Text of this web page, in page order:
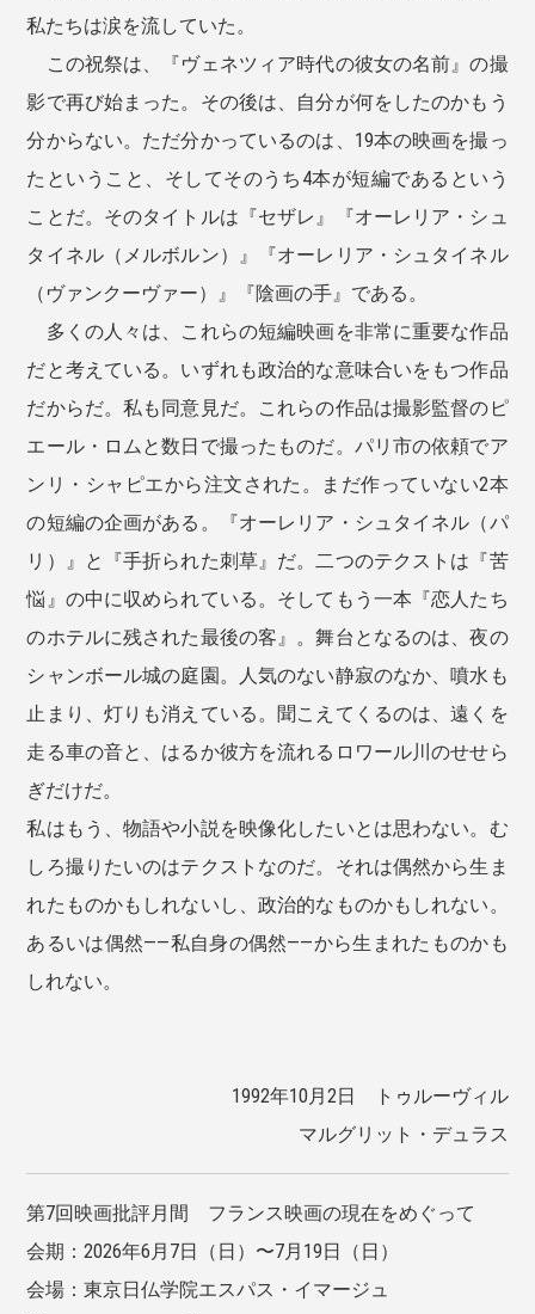
私たちは涙を流していた。
この祝祭は、『ヴェネツィア時代の彼女の名前』の撮
影で再び始まった。その後は、自分が何をしたのかもう
分からない。ただ分かっているのは、19本の映画を撮っ
たということ、そしてそのうち4本が短編であるという
ことだ。そのタイトルは『セザレ』『オーレリア・シュ
タイネル（メルボルン）』『オーレリア・シュタイネル
（ヴァンクーヴァー）』『陰画の手』である。
多くの人々は、これらの短編映画を非常に重要な作品
だと考えている。いずれも政治的な意味合いをもつ作品
だからだ。私も同意見だ。これらの作品は撮影監督のピ
エール・ロムと数日で撮ったものだ。パリ市の依頼でア
ンリ・シャピエから注文された。まだ作っていない2本
の短編の企画がある。『オーレリア・シュタイネル（パ
リ）』と『手折られた刺草』だ。二つのテクストは『苦
悩』の中に収められている。そしてもう一本『恋人たち
のホテルに残された最後の客』。舞台となるのは、夜の
シャンボール城の庭園。人気のない静寂のなか、噴水も
止まり、灯りも消えている。聞こえてくるのは、遠くを
走る車の音と、はるか彼方を流れるロワール川のせせら
ぎだけだ。
私はもう、物語や小説を映像化したいとは思わない。む
しろ撮りたいのはテクストなのだ。それは偶然から生ま
れたものかもしれないし、政治的なものかもしれない。
あるいは偶然――私自身の偶然――から生まれたものかも
しれない。
1992年10月2日 トゥルーヴィル
マルグリット・デュラス
第7回映画批評月間 フランス映画の現在をめぐって
会期：2026年6月7日（日）〜7月19日（日）
会場：東京日仏学院エスパス・イマージュ